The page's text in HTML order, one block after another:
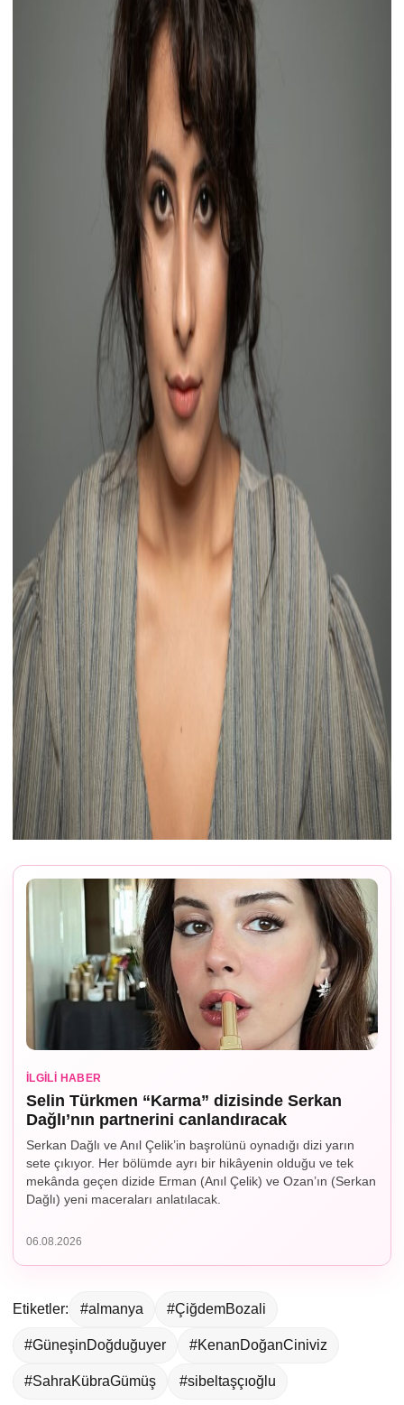
İLGILI HABER
Selin Türkmen “Karma” dizisinde Serkan
Dağlı’nın partnerini canlandıracak
Serkan Dağlı ve Anıl Çelik’in başrolünü oynadığı dizi yarın
sete çıkıyor. Her bölümde ayrı bir hikâyenin olduğu ve tek
mekânda geçen dizide Erman (Anıl Çelik) ve Ozan’ın (Serkan
Dağlı) yeni maceraları anlatılacak.
06.08.2026
Etiketler: #almanya #ÇiğdemBozali
#GüneşinDoğduğuyer #KenanDoğanCiniviz
#SahraKübraGümüş #sibeltaşçıoğlu